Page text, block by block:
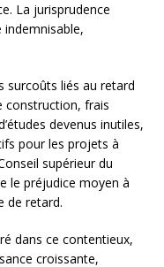
La jurisprudence
surcoûts liés au retard
construction, frais
devenus inutiles,
pour les projets à
supérieur du
le préjudice moyen à
de retard.
dans ce contentieux,
croissante,